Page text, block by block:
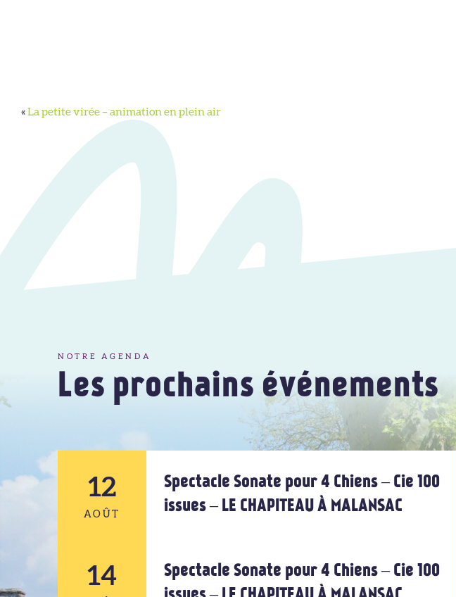
«La petite virée – animation en plein air
NOTRE AGENDA
Les prochains événements
12
AOÛT
12
Spectacle Sonate pour 4 Chiens – Cie 100
issues – LE CHAPITEAU À MALANSAC
14
Spectacle Sonate pour 4 Chiens – Cie 100